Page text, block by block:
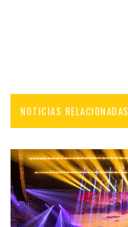
NOTICIAS RELACIONADAS